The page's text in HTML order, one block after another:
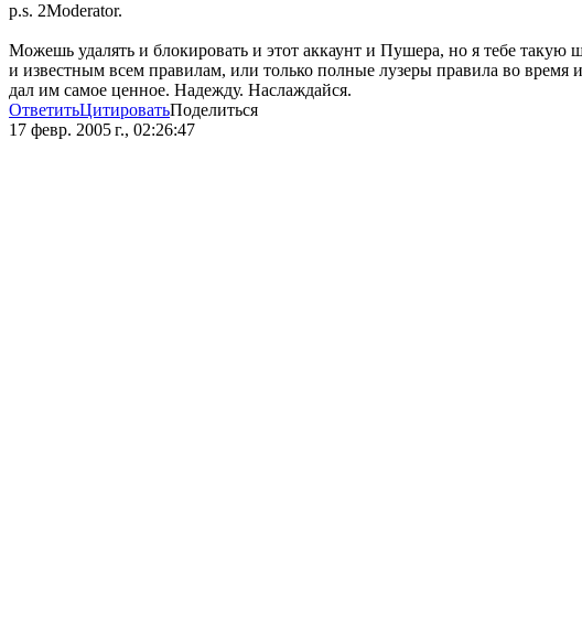
p.s. 2Moderator.
Можешь удалять и блокировать и этот аккаунт и Пушера, но я тебе
и известным всем правилам, или только полные лузеры правила во
дал им самое ценное. Надежду. Наслаждайся.
ОтветитьЦитироватьПоделиться
17 февр. 2005 г., 02:26:47